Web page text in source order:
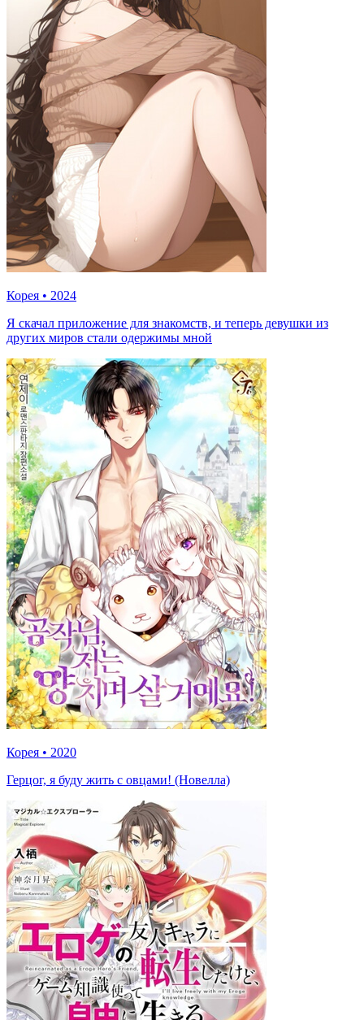
Корея • 2024
Я скачал приложение для знакомств, и теперь девушки из
других миров стали одержимы мной
Корея • 2020
Герцог, я буду жить с овцами! (Новелла)